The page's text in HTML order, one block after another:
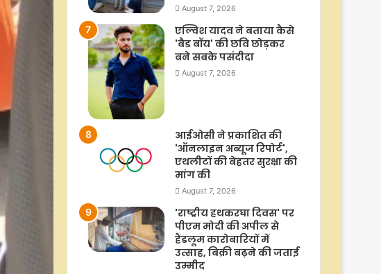
August 7, 2026
एल्विश यादव ने बताया कैसे
'बैड बॉय' की छवि छोड़कर
बने सबके पसंदीदा
August 7, 2026
आईओसी ने प्रकाशित की
'ऑनलाइन अब्यूज रिपोर्ट',
एथलीटों की बेहतर सुरक्षा की
मांग की
August 7, 2026
'राष्ट्रीय हथकरघा दिवस' पर
पीएम मोदी की अपील से
हैंडलूम कारोबारियों में
उत्साह, बिक्री बढ़ने की जताई
उम्मीद